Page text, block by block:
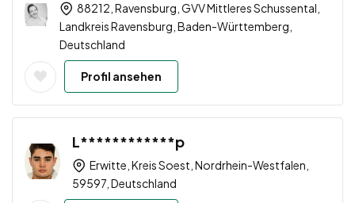
88212, Ravensburg, GVV Mittleres Schussental,
Landkreis Ravensburg, Baden-Württemberg,
Deutschland
Profil ansehen
L************p
Erwitte, Kreis Soest, Nordrhein-Westfalen,
59597, Deutschland